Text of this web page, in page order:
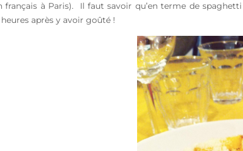
français à Paris). Il faut savoir qu’en terme de
après y avoir goûté !